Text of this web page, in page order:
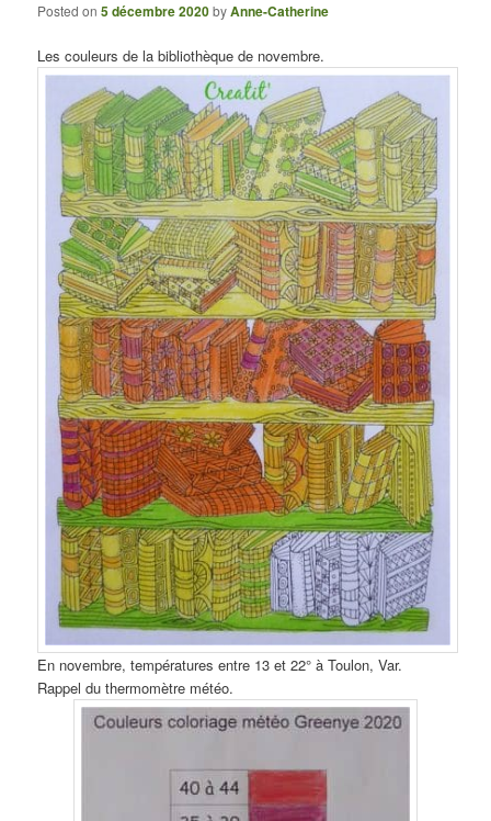
Posted on5 décembre 2020byAnne-Catherine
Les couleurs de la bibliothèque de novembre.
En novembre, températures entre 13 et 22° à Toulon, Var.
Rappel du thermomètre météo.